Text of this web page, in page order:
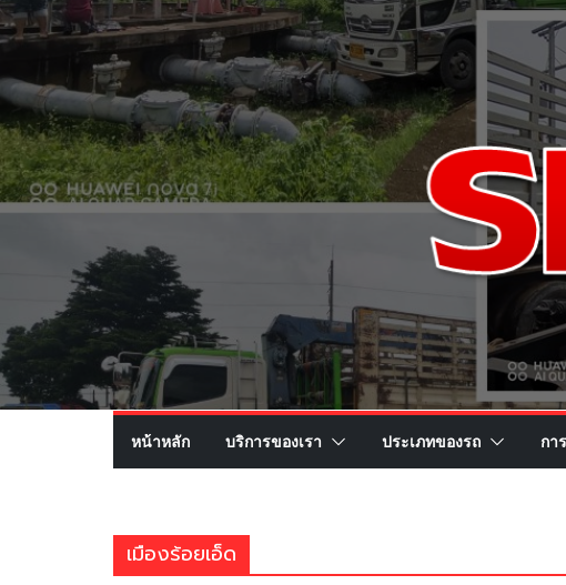
หน้าหลัก บริการของเรา ประเภทของรถ กา
เมืองร้อยเอ็ด